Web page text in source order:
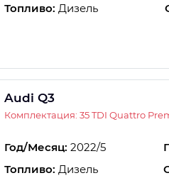
Топливо: Дизель
Audi Q3
Комплектация: 35 TDI Quattro
Год/Месяц: 2022/5
Топливо: Дизель